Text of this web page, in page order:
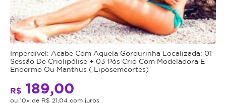
Imperdível: Acabe Com Aquela Gordurinha Localizada: 01
Sessão De Criolipólise + 03 Pós Crio Com Modeladora E
Endermo Ou Manthus ( Liposemcortes)
R$ 189,00
ou 10x de R$ 21,04 com juros